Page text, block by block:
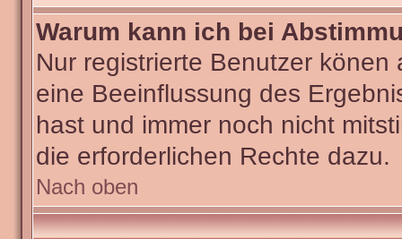
Warum kann ich bei
Nur registrierte Benutzer
eine Beeinflussung des
hast und immer noch nicht
die erforderlichen Rechte dazu.
Nach oben